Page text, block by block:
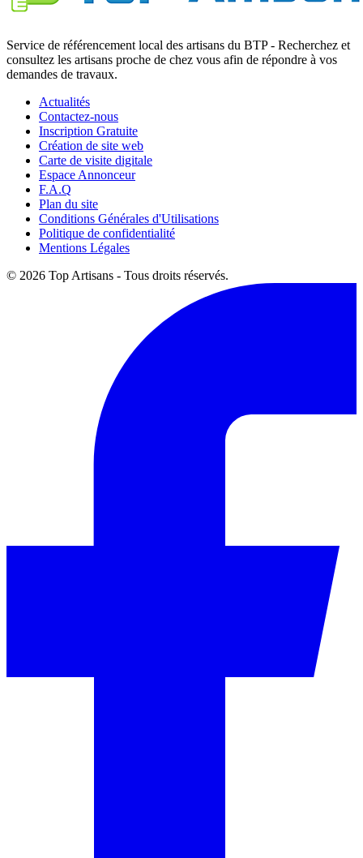
Service de référencement local des artisans du BTP - Recherchez et
consultez les artisans proche de chez vous afin de répondre à vos
demandes de travaux.
Actualités
Contactez-nous
Inscription Gratuite
Création de site web
Carte de visite digitale
Espace Annonceur
F.A.Q
Plan du site
Conditions Générales d'Utilisations
Politique de confidentialité
Mentions Légales
© 2026 Top Artisans - Tous droits réservés.